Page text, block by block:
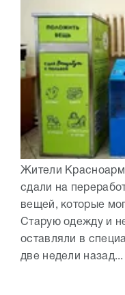
Жители
сдали на
вещей, которые
Старую одежду и
оставляли в
две недели назад...